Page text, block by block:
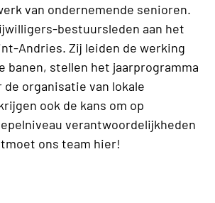
van ondernemende senioren.
bestuursleden aan het
Andries. Zij leiden de werking
banen, stellen het jaarprogramma
de organisatie van lokale
ook de kans om op
verantwoordelijkheden
ons team hier!